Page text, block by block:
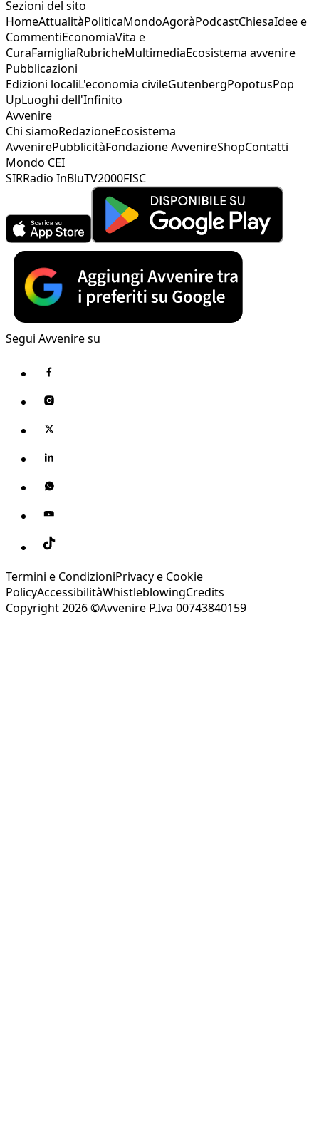
Sezioni del sito
HomeAttualitàPoliticaMondoAgoràPodcastChiesaIdee e
CommentiEconomiaVita e
CuraFamigliaRubricheMultimediaEcosistema avvenire
Pubblicazioni
Edizioni localiL'economia civileGutenbergPopotusPop
UpLuoghi dell'Infinito
Avvenire
Chi siamoRedazioneEcosistema
AvvenirePubblicitàFondazione AvvenireShopContatti
Mondo CEI
SIRRadio InBluTV2000FISC
Segui Avvenire su
Termini e CondizioniPrivacy e Cookie
PolicyAccessibilitàWhistleblowingCredits
Copyright 2026 ©Avvenire P.Iva 00743840159